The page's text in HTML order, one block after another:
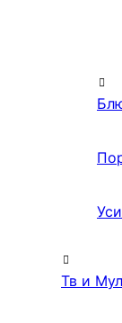
Тв и